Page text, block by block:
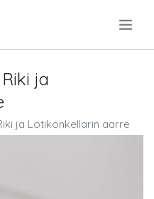
ja
ja Lotikonkellarin aarre